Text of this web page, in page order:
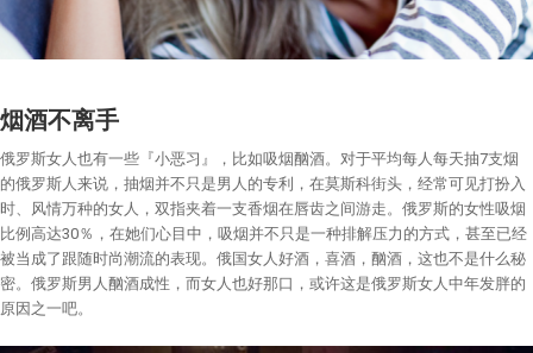
烟酒不离手
俄罗斯女人也有一些『小恶习』，比如吸烟酗酒。对于平均每人每天抽7支烟
的俄罗斯人来说，抽烟并不只是男人的专利，在莫斯科街头，经常可见打扮入
时、风情万种的女人，双指夹着一支香烟在唇齿之间游走。俄罗斯的女性吸烟
比例高达30％，在她们心目中，吸烟并不只是一种排解压力的方式，甚至已经
被当成了跟随时尚潮流的表现。俄国女人好酒，喜酒，酗酒，这也不是什么秘
密。俄罗斯男人酗酒成性，而女人也好那口，或许这是俄罗斯女人中年发胖的
原因之一吧。